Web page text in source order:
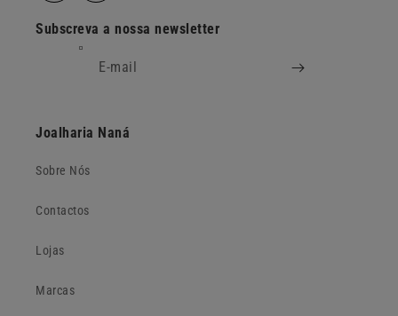
Subscreva a nossa newsletter
E-mail
Joalharia Naná
Sobre Nós
Contactos
Lojas
Marcas